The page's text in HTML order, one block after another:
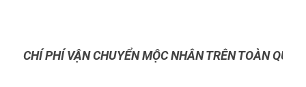
CHÍ PHÍ VẬN CHUYỂN MỘC NHÂN TRÊN TOÀN QUỐC